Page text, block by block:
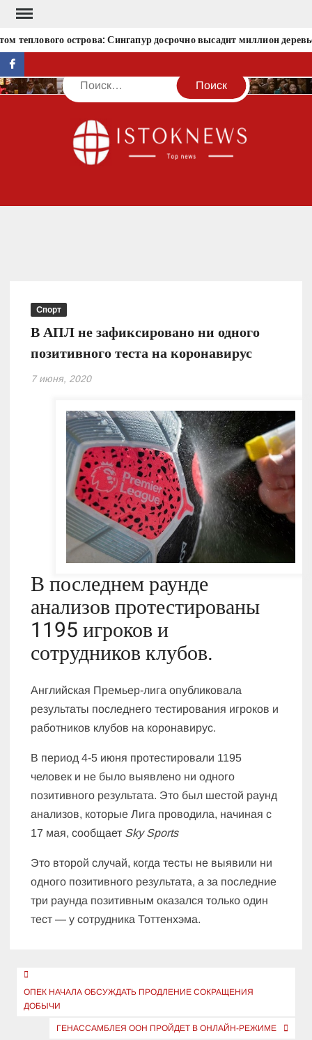
Перейти
содержимому
теплового острова: Сингапур досрочно высадит миллион
facebook
Поиск
Спорт
В АПЛ не зафиксировано ни одного
позитивного теста на коронавирус
7 июня, 2020
В последнем раунде
анализов протестированы
1195 игроков и
сотрудников клубов.
Английская Премьер-лига опубликовала
результаты последнего тестирования игроков и
работников клубов на коронавирус.
В период 4-5 июня протестировали 1195
человек и не было выявлено ни одного
позитивного результата. Это был шестой раунд
анализов, которые Лига проводила, начиная с
17 мая, сообщает Sky Sports
Это второй случай, когда тесты не выявили ни
одного позитивного результата, а за последние
три раунда позитивным оказался только один
тест — у сотрудника Тоттенхэма.
Навигация
по
записям
ОПЕК НАЧАЛА ОБСУЖДАТЬ ПРОДЛЕНИЕ СОКРАЩЕНИЯ
ДОБЫЧИ
ГЕНАССАМБЛЕЯ ООН ПРОЙДЕТ В ОНЛАЙН-РЕЖИМЕ